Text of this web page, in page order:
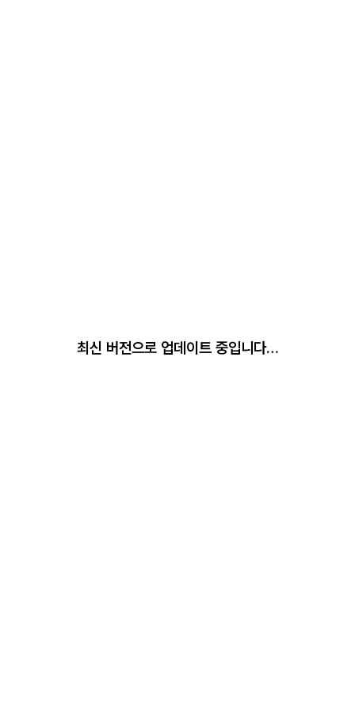
최신 버전으로 업데이트 중입니다…